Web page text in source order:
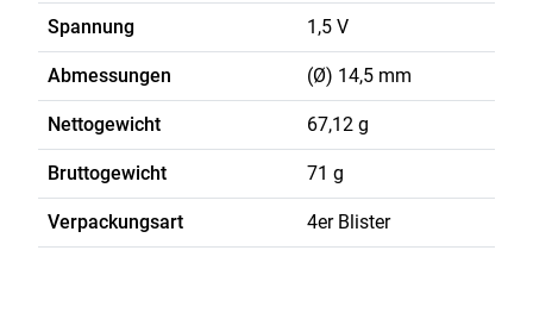
Spannung 1,5 V
Abmessungen (Ø) 14,5 mm
Nettogewicht 67,12 g
Bruttogewicht 71 g
Verpackungsart 4er Blister